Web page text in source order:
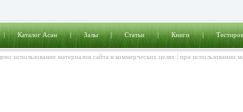
Каталог Асан|Залы|Статьи|Книги|
использование материалов сайта в коммерческих целях | при использовании